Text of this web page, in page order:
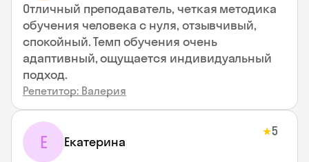
Отличный преподаватель, четкая методика
обучения человека с нуля, отзывчивый,
спокойный. Темп обучения очень
адаптивный, ощущается индивидуальный
подход.
Репетитор: Валерия
Е Екатерина
★5